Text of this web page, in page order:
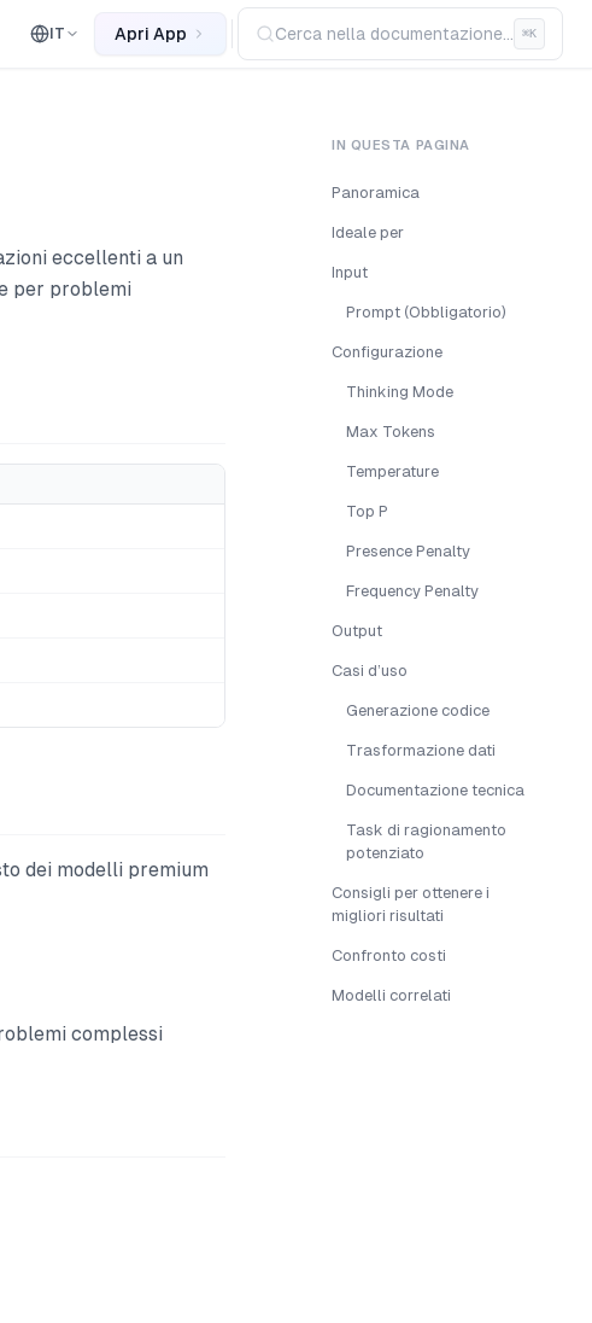
IT Apri App Cerca nella documentazione... ⌘K
eccellenti a un
per problemi
dei modelli premium
complessi
IN QUESTA PAGINA
Panoramica
Ideale per
Input
Prompt (Obbligatorio)
Configurazione
Thinking Mode
Max Tokens
Temperature
Top P
Presence Penalty
Frequency Penalty
Output
Casi d’uso
Generazione codice
Trasformazione dati
Documentazione tecnica
Task di ragionamento
potenziato
Consigli per ottenere i
migliori risultati
Confronto costi
Modelli correlati